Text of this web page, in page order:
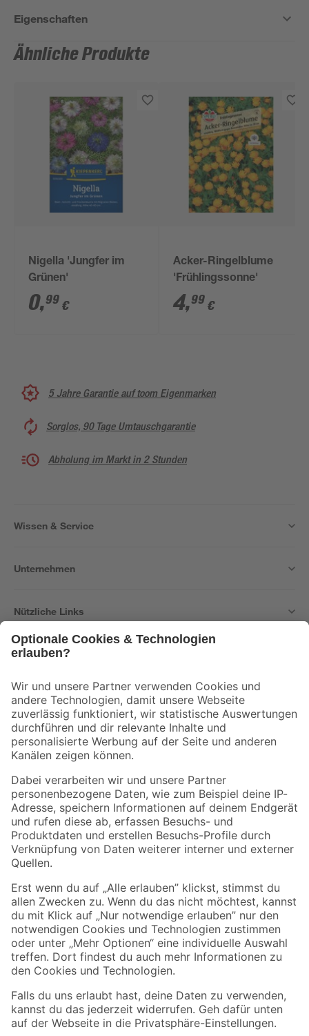
Eigenschaften
Ähnliche Produkte
Nigella 'Jungfer im
Grünen'
0,99 €
Acker-Ringelblume
'Frühlingssonne'
4,99 €
5 Jahre Garantie auf toom Eigenmarken
Sorglos, 90 Tage Umtauschgarantie
Abholung im Markt in 2 Stunden
Wissen & Service
Unternehmen
Nützliche Links
Der toom Newsletter: Keine Angebote und Aktionen mehr verpassen!
Zur Newsletter Anmeldung
Folge uns
Zahlungsarten Versandarten
Sicher einkaufen
Jetzt die toom-App herunterladen
Alle Preisangaben in EUR inkl. gesetzl. MwSt.. Die dargestellten Angebote sind unter
Umständen nicht in allen Märkten verfügbar. Die angegebenen Verfügbarkeiten beziehen